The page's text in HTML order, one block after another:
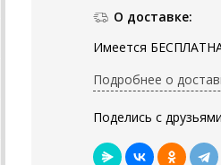
О доставке:
Имеется
Подробнее о
Поделись с друзьями